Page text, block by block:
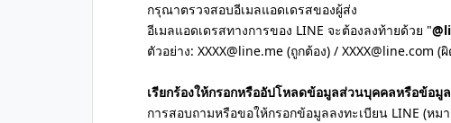
กรุณาตรวจสอบอีเมลแอดเดรสของผู้ส่ง
อีเมลแอดเดรสทางการของ LINE จะต้องลงท้ายด้วย "
ตัวอย่าง: XXXX@line.me (ถูกต้อง) / XXXX@line.com (
เรียกร้องให้กรอกหรืออัปโหลดข้อมูลส่วนบุคคลหรือข้อมู
การสอบถามหรือขอให้กรอกข้อมูลลงทะเบียน LINE (ห